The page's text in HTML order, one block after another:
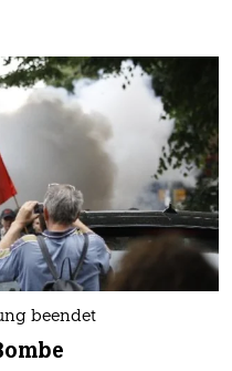
beendet